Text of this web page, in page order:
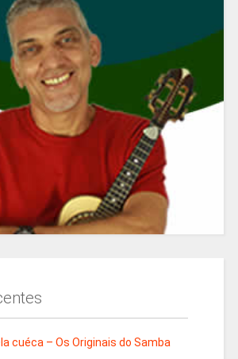
cuéca – Os Originais do Samba